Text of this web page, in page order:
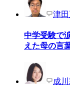
津
中学受験で
えた母の言
成